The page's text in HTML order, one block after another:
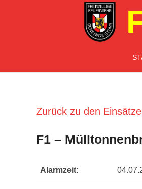
Zurück zu den
F1 –
Alarmzeit: